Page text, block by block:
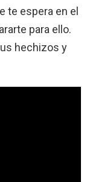
te espera en el
para ello.
hechizos y